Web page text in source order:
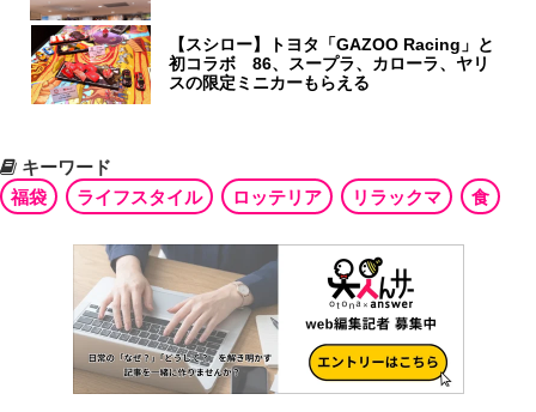
【スシロー】トヨタ「GAZOO Racing」と
初コラボ 86、スープラ、カローラ、ヤリ
スの限定ミニカーもらえる
キーワード
福袋
ライフスタイル ロッテリア リラックマ 食